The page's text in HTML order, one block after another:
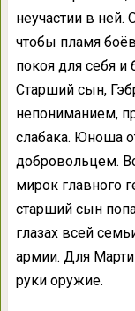
неучастии в ней.
чтобы пламя
покоя для себя и
Старший сын,
непониманием,
слабака. Юноша
добровольцем.
мирок главного
старший сын
глазах всей
армии. Для
руки оружие.